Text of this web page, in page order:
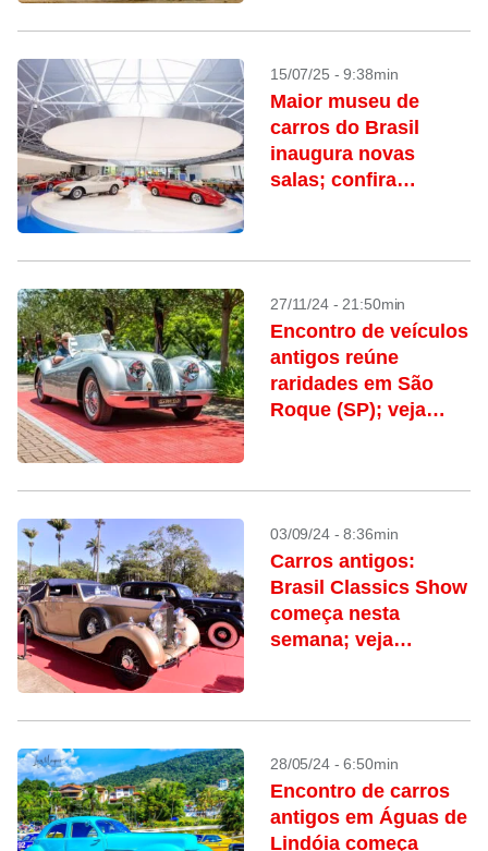
15/07/25 - 9:38min
Maior museu de
carros do Brasil
inaugura novas
salas; confira
27/11/24 - 21:50min
Encontro de veículos
antigos reúne
raridades em São
Roque (SP); veja
03/09/24 - 8:36min
Carros antigos:
Brasil Classics Show
começa nesta
semana; veja
comprar
28/05/24 - 6:50min
Encontro de carros
antigos em Águas de
Lindóia começa